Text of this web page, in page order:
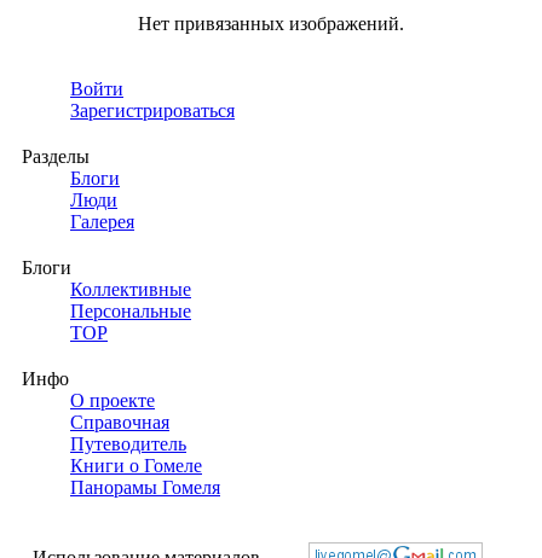
Нет привязанных изображений.
Войти
Зарегистрироваться
Разделы
Блоги
Люди
Галерея
Блоги
Коллективные
Персональные
TOP
Инфо
О проекте
Справочная
Путеводитель
Книги о Гомеле
Панорамы Гомеля